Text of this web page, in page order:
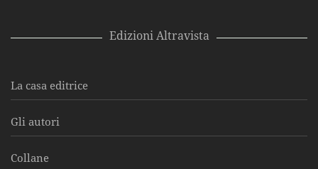
Edizioni Altravista
La casa editrice
Gli autori
Collane